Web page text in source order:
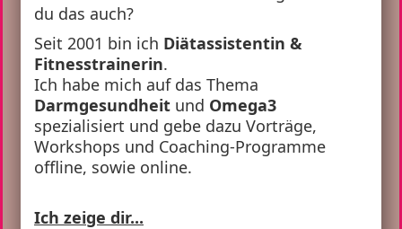
du das auch?
Seit 2001 bin ich Diätassistentin &
Fitnesstrainerin.
Ich habe mich auf das Thema
Darmgesundheit und Omega3
spezialisiert und gebe dazu Vorträge,
Workshops und Coaching-Programme
offline, sowie online.
Ich zeige dir...